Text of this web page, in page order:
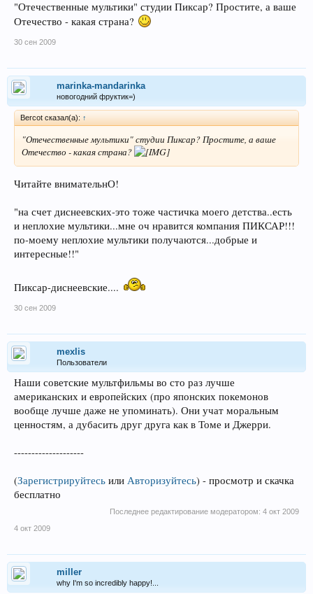
"Отечественные мультики" студии Пиксар? Простите, а ваше
Отечество - какая страна?
30 сен 2009
marinka-mandarinka
новогодний фруктик=)
Bercot сказал(а): ↑
"Отечественные мультики" студии Пиксар? Простите, а ваше
Отечество - какая страна?
Читайте внимательнО!
"на счет диснеевских-это тоже частичка моего детства..есть
и неплохие мультики...мне оч нравится компания ПИКСАР!!!
по-моему неплохие мультики получаются...добрые и
интересные!!"
Пиксар-диснеевские....
30 сен 2009
mexlis
Пользователи
Наши советские мультфильмы во сто раз лучше
американских и европейских (про японских покемонов
вообще лучше даже не упоминать). Они учат моральным
ценностям, а дубасить друг друга как в Томе и Джерри.
--------------------
(Зарегистрируйтесь или Авторизуйтесь) - просмотр и скачка
бесплатно
Последнее редактирование модератором: 4 окт 2009
4 окт 2009
miller
why I'm so incredibly happy!...